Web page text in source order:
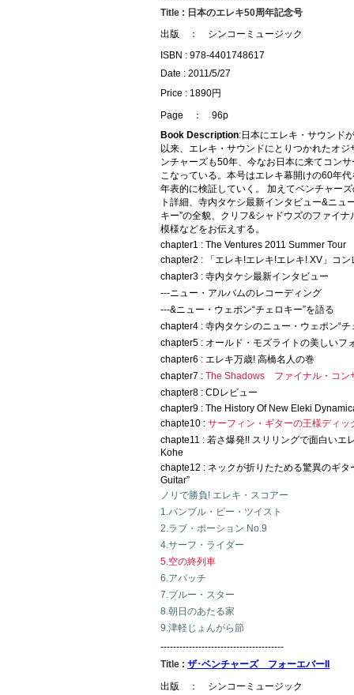
Title : 日本のエレキ50周年記念号
出版 ： シンコーミュージック
ISBN : 978-4401748617
Date : 2011/5/27
Price : 1890円
Page ： 96p
Book Description:日本にエレキ・サウンド
以来、エレキ・サウンドにとりつかれたオジ
ンチャーズも50年、今なお日本に来てコン
こなっている。本号はエレキ幕開けの60年
年表的に検証していく。 加えてベンチャー
ト詳細、寺内タケシ最新インタビュー&ニュ
キー”の全貌、クリフ&シャドウズのファイ
模様などをお伝えする。
chapter1 : The Ventures 2011 Summer Tour
chapter2 : 「エレキ!エレキ!エレキ! XV」コン
chapter3 : 寺内タケシ最新インタビュー
---ニュー・アルバムのレコーディング
---&ニュー・ウェポン“チェロキー”を語る
chapter4 : 寺内タケシのニュー・ウェポン“チ
chapter5 : オールド・モズライトの美しいフ
chapter6 : エレキ万歳! 高橋名人の巻
chapter7 : The Shadows ファイナル・コン
chapter8 : CDレビュー
chapter9 : The History Of New Eleki
chapte10 : サーフィン・ギターの王様ディッ
chapte11 : 若さ爆発!! スリリングで面白いエ
Kohe
chapte12 : ネックが折りたためる驚異のギタ
Guitar”
ノリで勝負! エレキ・スコアー
1.バンブル・ビー・ツイスト
2.ラブ・ポーション No.9
4.サーフ・ライダー
5.空の終列車
6.アパッチ
7.ブルー・スター
8.朝日のあたる家
9.津軽じょんがら節
---------------------------------------
Title : ザ･ベンチャーズ フォーエバーII
出版 ： シンコーミュージック